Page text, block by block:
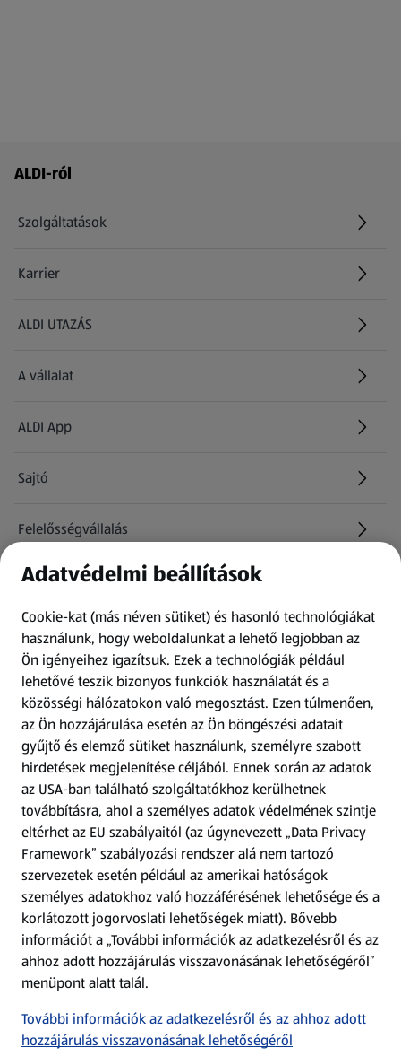
Láblécmenü - további linkek
ALDI-ról
Szolgáltatások
Karrier
(új oldalon nyílik meg)
ALDI UTAZÁS
(új oldalon nyílik meg)
A vállalat
ALDI App
Sajtó
Felelősségvállalás
Információk
Kérdőív
Fizetési lehetőségek
ALDI utalványok
Árcsökkentés
Adattörlő alkalmazás
Szervizpont
(új oldalon nyílik meg)
Fedezz fel minket az interneten!
Töltsd le az ALDI Magyarország applikációt!
Adatvédelmi beállítások
Cookie-kat (más néven sütiket) és hasonló technológiákat
használunk, hogy weboldalunkat a lehető legjobban az
Ön igényeihez igazítsuk. Ezek a technológiák például
lehetővé teszik bizonyos funkciók használatát és a
közösségi hálózatokon való megosztást. Ezen túlmenően,
az Ön hozzájárulása esetén az Ön böngészési adatait
gyűjtő és elemző sütiket használunk, személyre szabott
hirdetések megjelenítése céljából. Ennek során az adatok
az USA-ban található szolgáltatókhoz kerülhetnek
továbbításra, ahol a személyes adatok védelmének szintje
eltérhet az EU szabályaitól (az úgynevezett „Data Privacy
Framework” szabályozási rendszer alá nem tartozó
szervezetek esetén például az amerikai hatóságok
személyes adatokhoz való hozzáférésének lehetősége és a
korlátozott jogorvoslati lehetőségek miatt). Bővebb
információt a „További információk az adatkezelésről és az
ahhoz adott hozzájárulás visszavonásának lehetőségéről”
menüpont alatt talál.
További információk az adatkezelésről és az ahhoz adott
hozzájárulás visszavonásának lehetőségéről